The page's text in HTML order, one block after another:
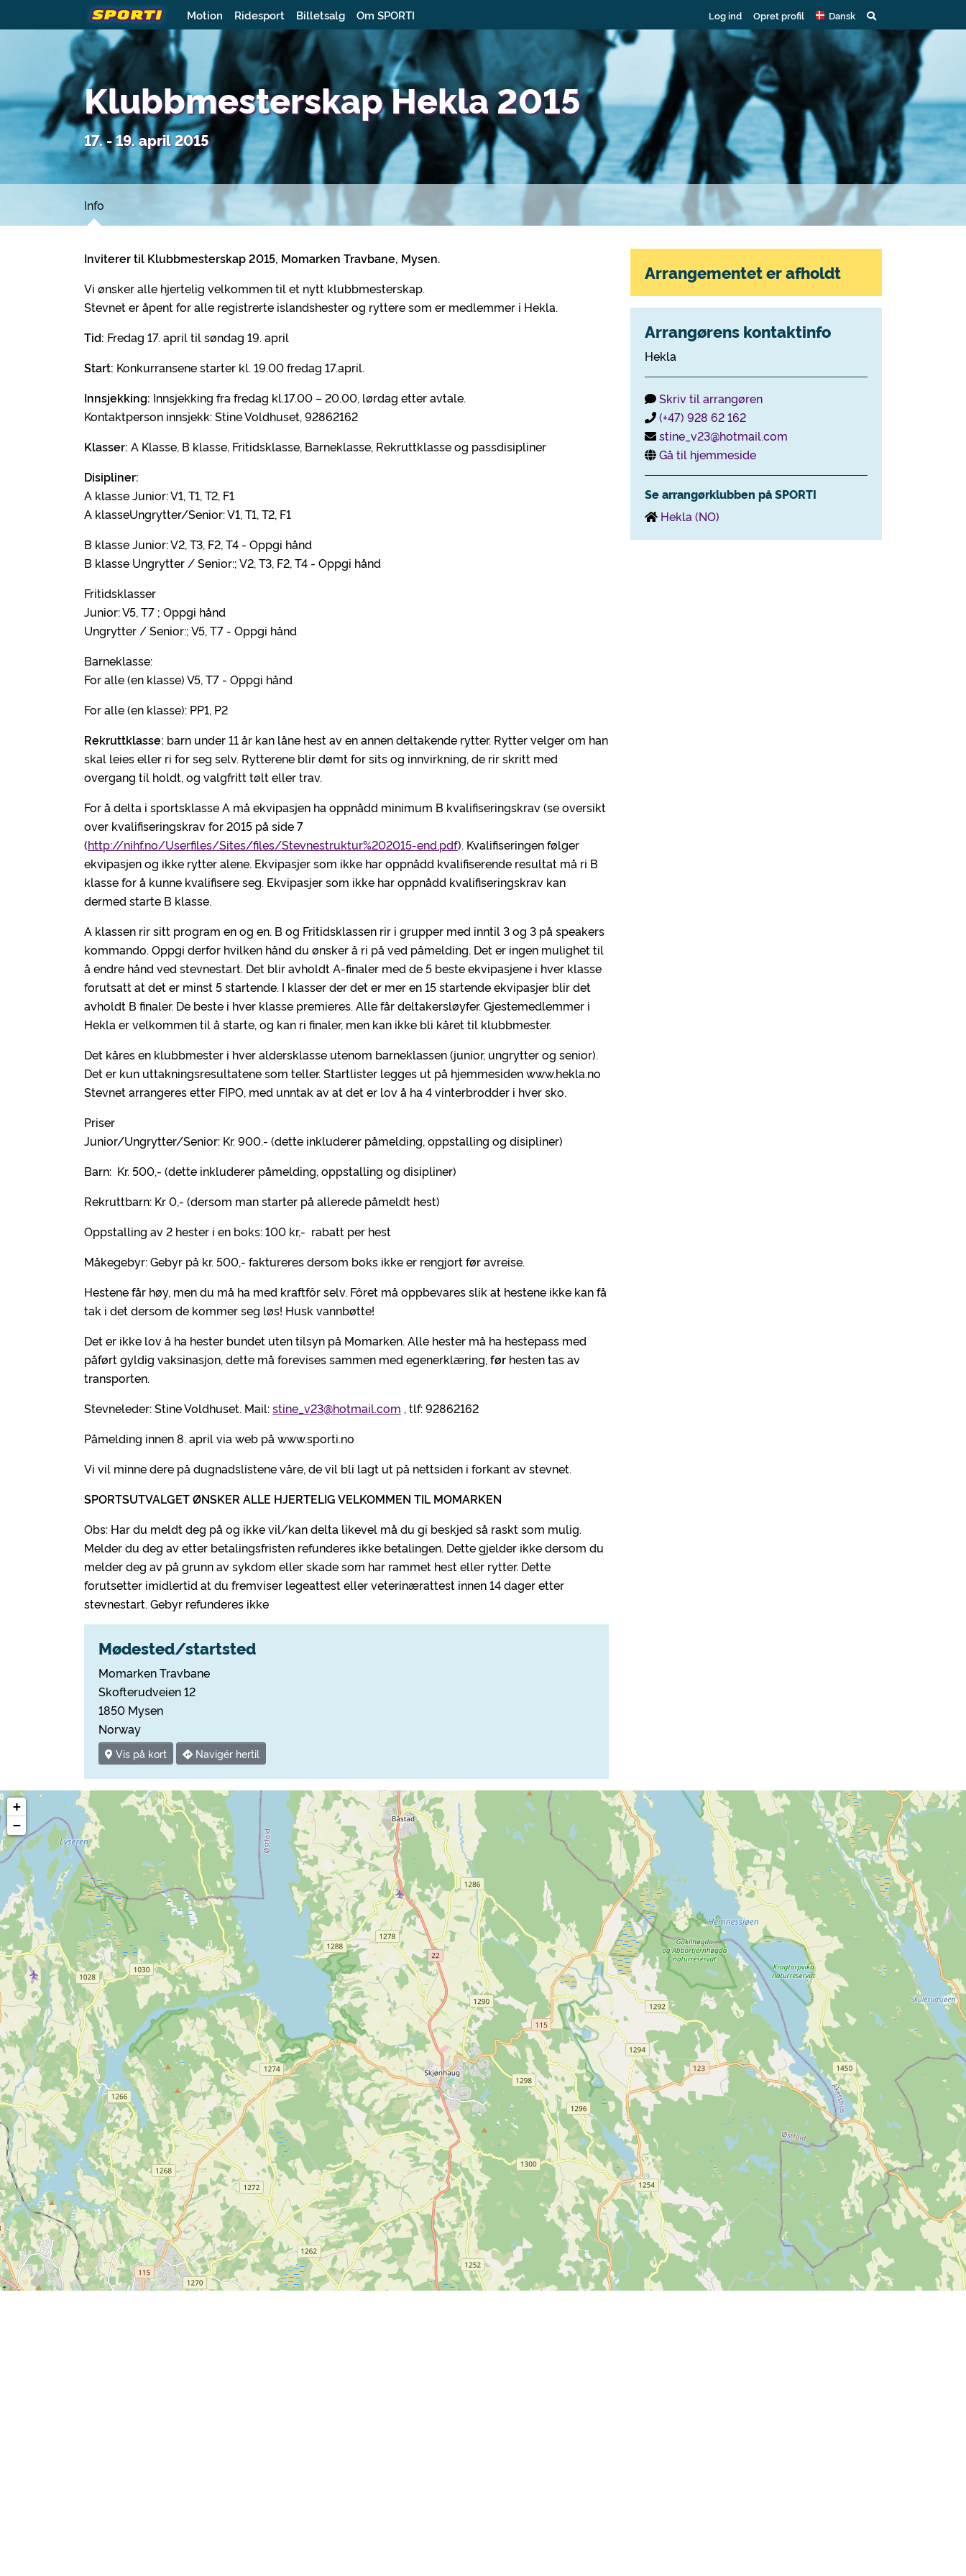
Motion Ridesport Billetsalg Om SPORTI Log ind Opret profil Dansk
Klubbmesterskap Hekla 2015
17. - 19. april 2015
Info
Inviterer til Klubbmesterskap 2015, Momarken Travbane, Mysen.
Vi ønsker alle hjertelig velkommen til et nytt klubbmesterskap.
Stevnet er åpent for alle registrerte islandshester og ryttere som er medlemmer i Hekla.
Tid: Fredag 17. april til søndag 19. april
Start: Konkurransene starter kl. 19.00 fredag 17.april.
Innsjekking: Innsjekking fra fredag kl.17.00 – 20.00, lørdag etter avtale.
Kontaktperson innsjekk: Stine Voldhuset, 92862162
Klasser: A Klasse, B klasse, Fritidsklasse, Barneklasse, Rekruttklasse og passdisipliner
Disipliner:
A klasse Junior: V1, T1, T2, F1
A klasseUngrytter/Senior: V1, T1, T2, F1
B klasse Junior: V2, T3, F2, T4 - Oppgi hånd
B klasse Ungrytter / Senior:; V2, T3, F2, T4 - Oppgi hånd
Fritidsklasser
Junior: V5, T7 ; Oppgi hånd
Ungrytter / Senior:; V5, T7 - Oppgi hånd
Barneklasse:
For alle (en klasse) V5, T7 - Oppgi hånd
For alle (en klasse): PP1, P2
Rekruttklasse: barn under 11 år kan låne hest av en annen deltakende rytter. Rytter velger om han
skal leies eller ri for seg selv. Rytterene blir dømt for sits og innvirkning, de rir skritt med
overgang til holdt, og valgfritt tølt eller trav.
For å delta i sportsklasse A må ekvipasjen ha oppnådd minimum B kvalifiseringskrav (se oversikt
over kvalifiseringskrav for 2015 på side 7
(http://nihf.no/Userfiles/Sites/files/Stevnestruktur%202015-end.pdf). Kvalifiseringen følger
ekvipasjen og ikke rytter alene. Ekvipasjer som ikke har oppnådd kvalifiserende resultat må ri B
klasse for å kunne kvalifisere seg. Ekvipasjer som ikke har oppnådd kvalifiseringskrav kan
dermed starte B klasse.
A klassen rir sitt program en og en. B og Fritidsklassen rir i grupper med inntil 3 og 3 på speakers
kommando. Oppgi derfor hvilken hånd du ønsker å ri på ved påmelding. Det er ingen mulighet til
å endre hånd ved stevnestart. Det blir avholdt A-finaler med de 5 beste ekvipasjene i hver klasse
forutsatt at det er minst 5 startende. I klasser der det er mer en 15 startende ekvipasjer blir det
avholdt B finaler. De beste i hver klasse premieres. Alle får deltakersløyfer. Gjestemedlemmer i
Hekla er velkommen til å starte, og kan ri finaler, men kan ikke bli kåret til klubbmester.
Det kåres en klubbmester i hver aldersklasse utenom barneklassen (junior, ungrytter og senior).
Det er kun uttakningsresultatene som teller. Startlister legges ut på hjemmesiden www.hekla.no
Stevnet arrangeres etter FIPO, med unntak av at det er lov å ha 4 vinterbrodder i hver sko.
Priser
Junior/Ungrytter/Senior: Kr. 900.- (dette inkluderer påmelding, oppstalling og disipliner)
Barn: Kr. 500,- (dette inkluderer påmelding, oppstalling og disipliner)
Rekruttbarn: Kr 0,- (dersom man starter på allerede påmeldt hest)
Oppstalling av 2 hester i en boks: 100 kr,- rabatt per hest
Måkegebyr: Gebyr på kr. 500,- faktureres dersom boks ikke er rengjort før avreise.
Hestene får høy, men du må ha med kraftfôr selv. Fôret må oppbevares slik at hestene ikke kan få
tak i det dersom de kommer seg løs! Husk vannbøtte!
Det er ikke lov å ha hester bundet uten tilsyn på Momarken. Alle hester må ha hestepass med
påført gyldig vaksinasjon, dette må forevises sammen med egenerklæring,før hesten tas av
transporten.
Stevneleder: Stine Voldhuset. Mail:stine_v23@hotmail.com , tlf: 92862162
Påmelding innen 8. april via web på www.sporti.no
Vi vil minne dere på dugnadslistene våre, de vil bli lagt ut på nettsiden i forkant av stevnet.
SPORTSUTVALGET ØNSKER ALLE HJERTELIG VELKOMMEN TIL MOMARKEN
Obs: Har du meldt deg på og ikke vil/kan delta likevel må du gi beskjed så raskt som mulig.
Melder du deg av etter betalingsfristen refunderes ikke betalingen. Dette gjelder ikke dersom du
melder deg av på grunn av sykdom eller skade som har rammet hest eller rytter. Dette
forutsetter imidlertid at du fremviser legeattest eller veterinærattest innen 14 dager etter
stevnestart. Gebyr refunderes ikke
Mødested/startsted
Momarken Travbane
Skofterudveien 12
1850 Mysen
Norway
Vis på kort Navigér hertil
Arrangementet er afholdt
Arrangørens kontaktinfo
Hekla
Skriv til arrangøren
(+47) 928 62 162
stine_v23@hotmail.com
Gå til hjemmeside
Se arrangørklubben på SPORTI
Hekla (NO)
+
−